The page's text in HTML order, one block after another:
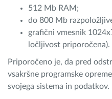
512 Mb RAM;
do 800 Mb
grafični vmesnik
ločljivost priporočena).
Priporočeno je, da pred
vsakršne programske
svojega sistema in podatkov.